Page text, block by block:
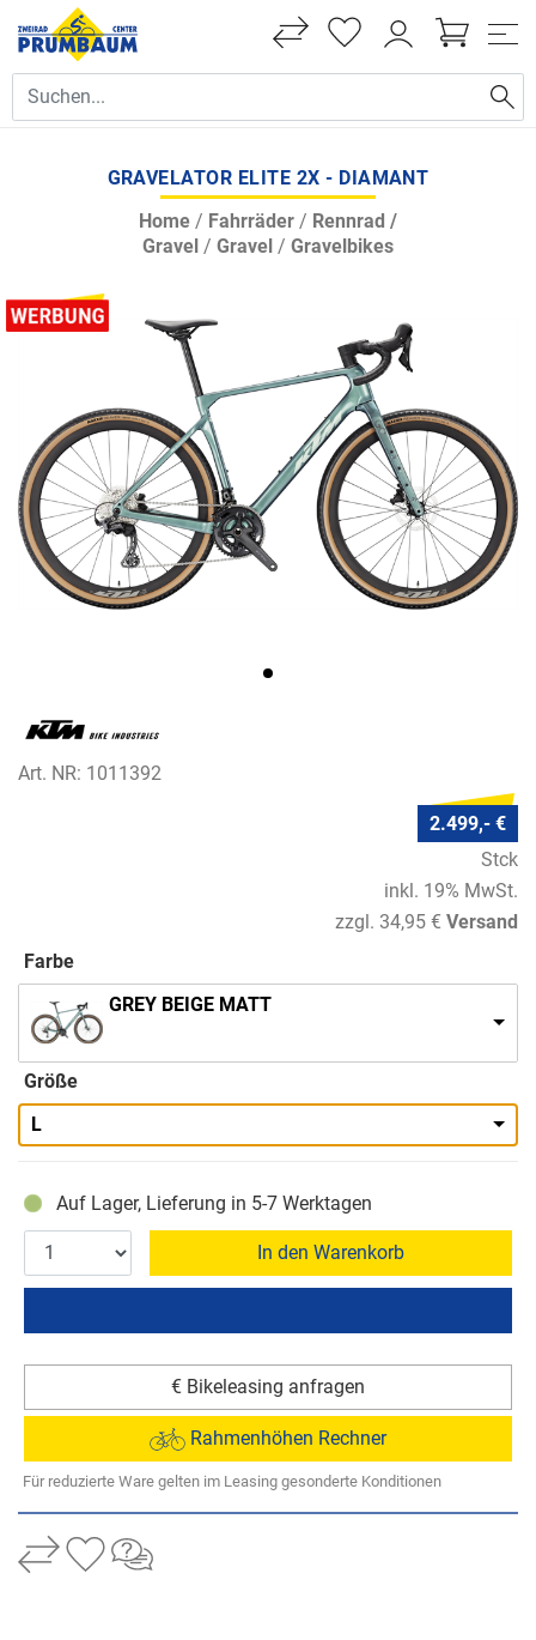
GRAVELATOR ELITE 2X - DIAMANT
Home / Fahrräder / Rennrad /
Gravel / Gravel / Gravelbikes
Art. NR: 1011392
2.499,- €
Stck
inkl. 19% MwSt.
zzgl. 34,95 € Versand
Farbe
GREY BEIGE MATT
Größe
L
Auf Lager, Lieferung in 5-7 Werktagen
In den Warenkorb
€ Bikeleasing anfragen
Rahmenhöhen Rechner
Für reduzierte Ware gelten im Leasing gesonderte Konditionen